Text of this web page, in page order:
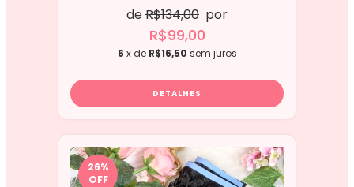
deR$134,00 por
R$99,00
6 x de R$16,50 sem juros
DETALHES
26%
OFF